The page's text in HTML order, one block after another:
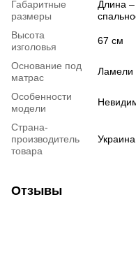
Габаритные
размеры
Длина
Высота
изголовья
67 см
Основание под
матрас
Ламели
Особенности
модели
Страна-
производитель
товара
Украина
Отзывы